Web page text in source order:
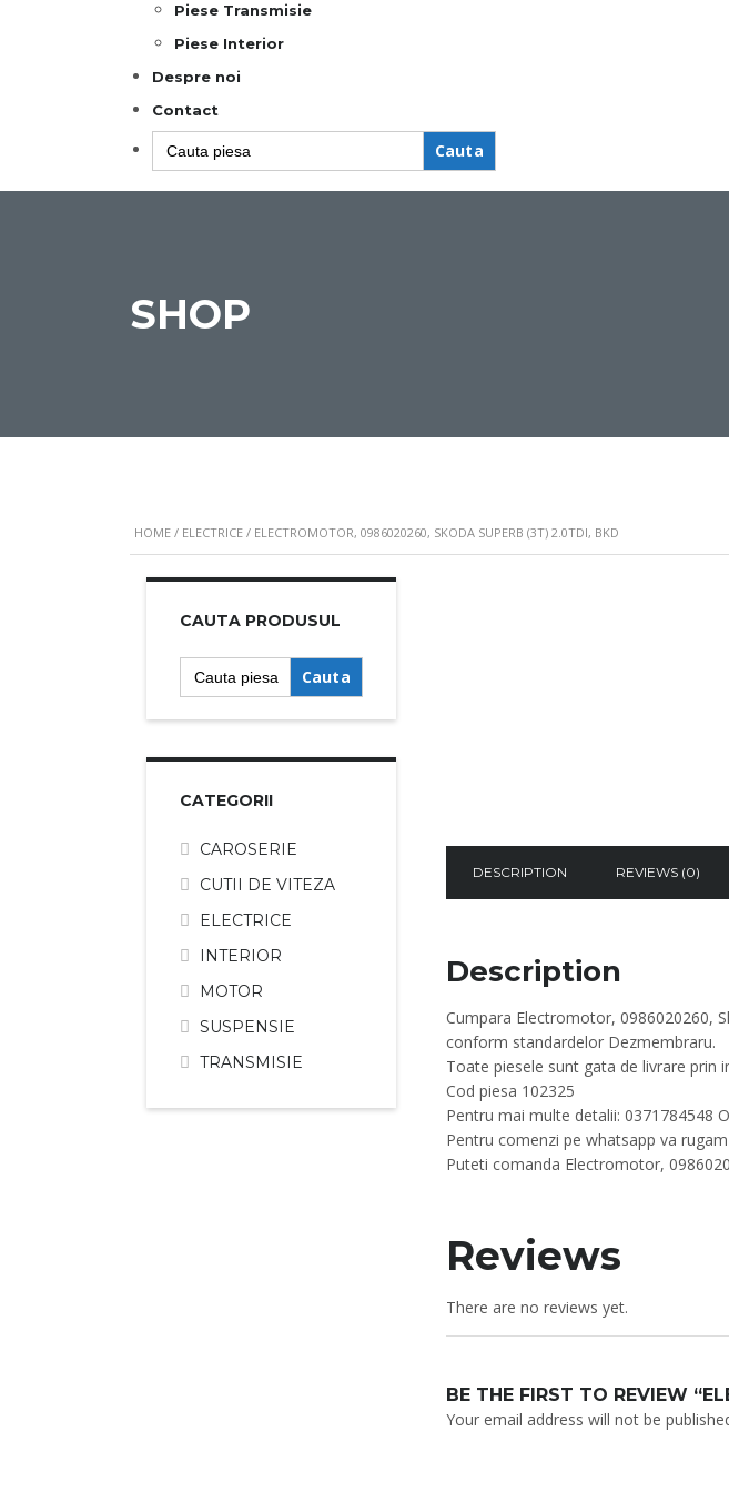
Piese Transmisie
Piese Interior
Despre noi
Contact
Search
for:
SHOP
HOME / ELECTRICE / ELECTROMOTOR, 0986020260, SKODA SUPERB (3T) 2.0TDI, BKD
DESCRIPTION REVIEWS (0)
Description
Cumpara Electromotor, 0986020260,
conform standardelor Dezmembraru.
Toate piesele sunt gata de livrare prin
Cod piesa 102325
Pentru mai multe detalii: 0371784548
Pentru comenzi pe whatsapp va
Puteti comanda Electromotor,
Reviews
There are no reviews yet.
BE THE FIRST TO REVIEW
Your email address will not be
CAUTA PRODUSUL
Search
for:
CATEGORII
CAROSERIE
CUTII DE VITEZA
ELECTRICE
INTERIOR
MOTOR
SUSPENSIE
TRANSMISIE